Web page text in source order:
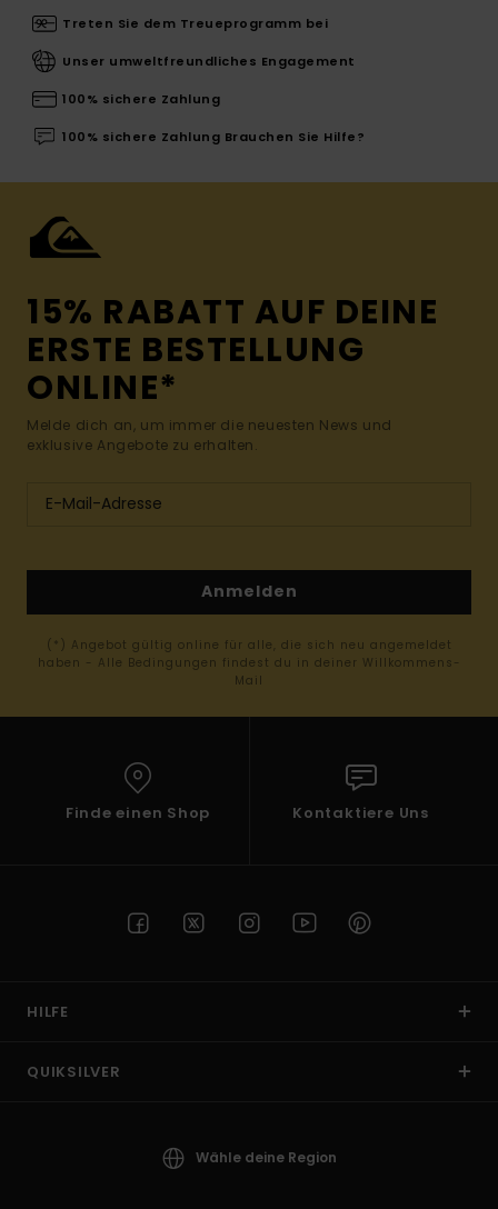
Treten Sie dem Treueprogramm bei
Unser umweltfreundliches Engagement
100% sichere Zahlung
100% sichere Zahlung Brauchen Sie Hilfe?
15% RABATT AUF DEINE
ERSTE BESTELLUNG
ONLINE*
Melde dich an, um immer die neuesten News und
exklusive Angebote zu erhalten.
Anmelden
(*) Angebot gültig online für alle, die sich neu angemeldet
haben - Alle Bedingungen findest du in deiner Willkommens-
Mail
Finde einen Shop Kontaktiere Uns
HILFE
QUIKSILVER
Wähle deine Region